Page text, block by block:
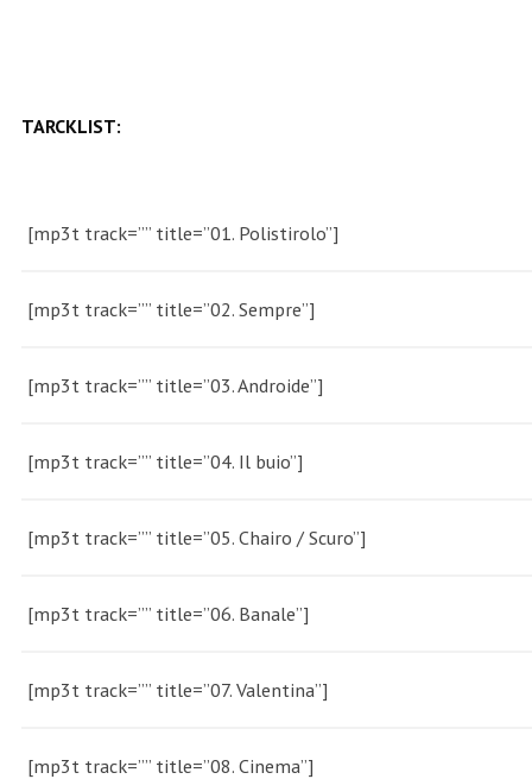
TARCKLIST:
[mp3t track=”” title=”01. Polistirolo”]
[mp3t track=”” title=”02. Sempre”]
[mp3t track=”” title=”03. Androide”]
[mp3t track=”” title=”04. Il buio”]
[mp3t track=”” title=”05. Chairo / Scuro”]
[mp3t track=”” title=”06. Banale”]
[mp3t track=”” title=”07. Valentina”]
[mp3t track=”” title=”08. Cinema”]